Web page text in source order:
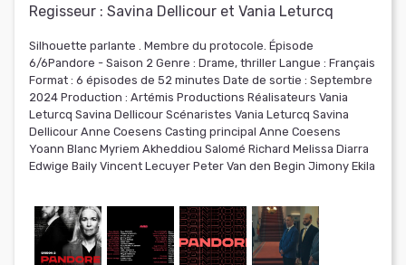
Regisseur : Savina Dellicour et Vania Leturcq
Silhouette parlante . Membre du protocole. Épisode
6/6Pandore - Saison 2 Genre : Drame, thriller Langue : Français
Format : 6 épisodes de 52 minutes Date de sortie : Septembre
2024 Production : Artémis Productions Réalisateurs Vania
Leturcq Savina Dellicour Scénaristes Vania Leturcq Savina
Dellicour Anne Coesens Casting principal Anne Coesens
Yoann Blanc Myriem Akheddiou Salomé Richard Melissa Diarra
Edwige Baily Vincent Lecuyer Peter Van den Begin Jimony Ekila